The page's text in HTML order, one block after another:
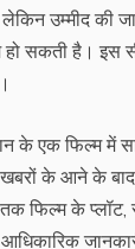
उम्‍मीद की
हो सकती है।
के एक फिल्‍म में
के आने के
फिल्म के